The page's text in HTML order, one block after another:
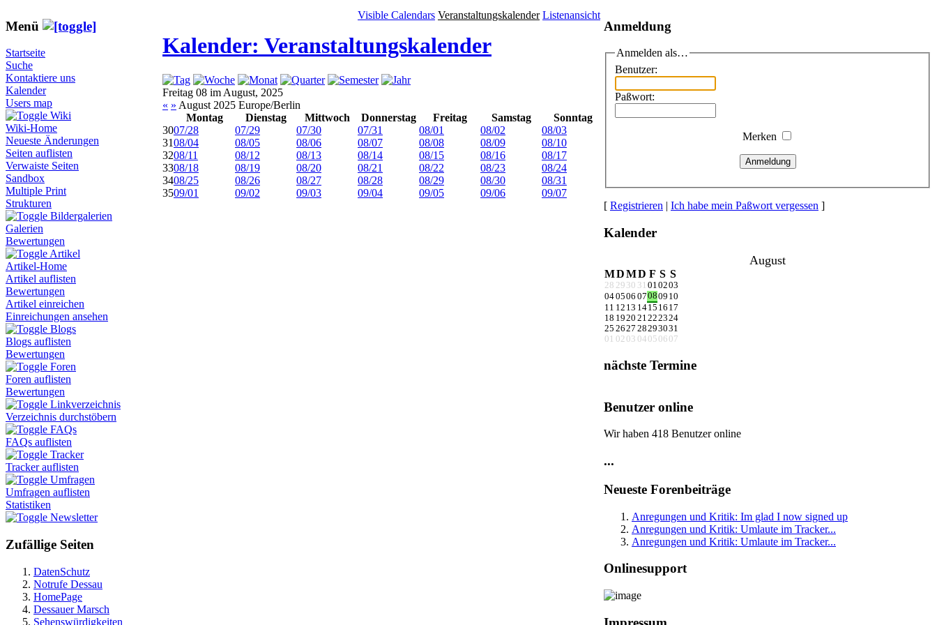
Menü
Startseite
Suche
Kontaktiere uns
Kalender
Users map
Wiki
Wiki-Home
Neueste Änderungen
Seiten auflisten
Verwaiste Seiten
Sandbox
Multiple Print
Strukturen
Bildergalerien
Galerien
Bewertungen
Artikel
Artikel-Home
Artikel auflisten
Bewertungen
Artikel einreichen
Einreichungen ansehen
Blogs
Blogs auflisten
Bewertungen
Foren
Foren auflisten
Bewertungen
Linkverzeichnis
Verzeichnis durchstöbern
FAQs
FAQs auflisten
Tracker
Tracker auflisten
Umfragen
Umfragen auflisten
Statistiken
Newsletter
Zufällige Seiten
DatenSchutz
Notrufe Dessau
HomePage
Dessauer Marsch
Sehenswürdigkeiten
Visible Calendars Veranstaltungskalender Listenansicht
Kalender: Veranstaltungskalender
Freitag 08 im August, 2025
« » August 2025 Europe/Berlin
Montag
Dienstag Mittwoch Donnerstag Freitag Samstag
Sonntag
3007/28 07/29 07/30 07/31 08/01 08/02
08/03
3108/04 08/05 08/06 08/07 08/08 08/09
08/10
3208/11 08/12 08/13 08/14 08/15 08/16
08/17
3308/18 08/19 08/20 08/21 08/22 08/23
08/24
3408/25 08/26 08/27 08/28 08/29 08/30
08/31
3509/01 09/02 09/03 09/04 09/05 09/06 09/07
Anmeldung
Anmelden als…
Benutzer:
Paßwort:
Merken
Anmeldung
[ Registrieren | Ich habe mein Paßwort vergessen ]
Kalender
August
MDMD F S S
28 29 30 31 010203
040506 070809 10
11 12 13 1415 16 17
18 1920 21222324
25 2627 28293031
01
02 03 04 05 06 07
nächste Termine
Benutzer online
Wir haben 418 Benutzer online
...
Neueste Forenbeiträge
Anregungen und Kritik: Im glad I now signed up
Anregungen und Kritik: Umlaute im Tracker...
Anregungen und Kritik: Umlaute im Tracker...
Onlinesupport